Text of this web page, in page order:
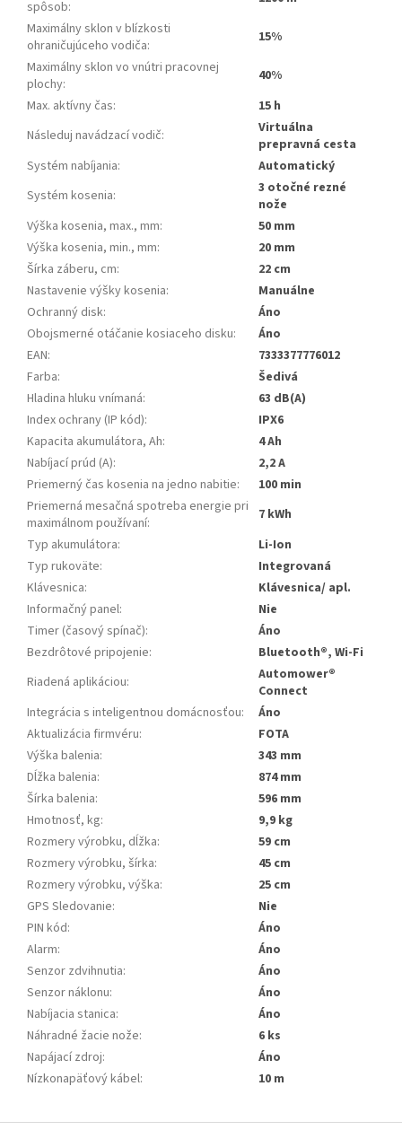
spôsob:
Maximálny sklon v blízkosti
ohraničujúceho vodiča:
15%
Maximálny sklon vo vnútri pracovnej
plochy:
40%
Max. aktívny čas:
15 h
Následuj navádzací vodič:
Virtuálna
prepravná cesta
Systém nabíjania:
Automatický
Systém kosenia:
3 otočné rezné
nože
Výška kosenia, max., mm:
50 mm
Výška kosenia, min., mm:
20 mm
Šírka záberu, cm:
22 cm
Nastavenie výšky kosenia:
Manuálne
Ochranný disk:
Áno
Obojsmerné otáčanie kosiaceho disku:
Áno
EAN:
7333377776012
Farba:
Šedivá
Hladina hluku vnímaná:
63 dB(A)
Index ochrany (IP kód):
IPX6
Kapacita akumulátora, Ah:
4 Ah
Nabíjací prúd (A):
2,2 A
Priemerný čas kosenia na jedno nabitie:
100 min
Priemerná mesačná spotreba energie pri
maximálnom používaní:
7 kWh
Typ akumulátora:
Li-Ion
Typ rukoväte:
Integrovaná
Klávesnica:
Klávesnica/ apl.
Informačný panel:
Nie
Timer (časový spínač):
Áno
Bezdrôtové pripojenie:
Bluetooth®, Wi-Fi
Riadená aplikáciou:
Automower®
Connect
Integrácia s inteligentnou domácnosťou:
Áno
Aktualizácia firmvéru:
FOTA
Výška balenia:
343 mm
Dĺžka balenia:
874 mm
Šírka balenia:
596 mm
Hmotnosť, kg:
9,9 kg
Rozmery výrobku, dĺžka:
59 cm
Rozmery výrobku, šírka:
45 cm
Rozmery výrobku, výška:
25 cm
GPS Sledovanie:
Nie
PIN kód:
Áno
Alarm:
Áno
Senzor zdvihnutia:
Áno
Senzor náklonu:
Áno
Nabíjacia stanica:
Áno
Náhradné žacie nože:
6 ks
Napájací zdroj:
Áno
Nízkonapäťový kábel: 10 m